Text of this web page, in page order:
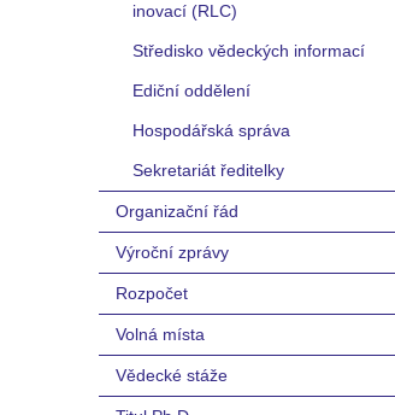
inovací (RLC)
Středisko vědeckých informací
Ediční oddělení
Hospodářská správa
Sekretariát ředitelky
Organizační řád
Výroční zprávy
Rozpočet
Volná místa
Vědecké stáže